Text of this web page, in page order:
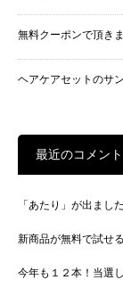
無料クーポンで頂き
ヘアケアセットのサ
最近のコメント
「あたり」が出まし
新商品が無料で試せ
今年も１２本！当選